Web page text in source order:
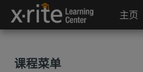
跳到主要内容
主页
课程菜单